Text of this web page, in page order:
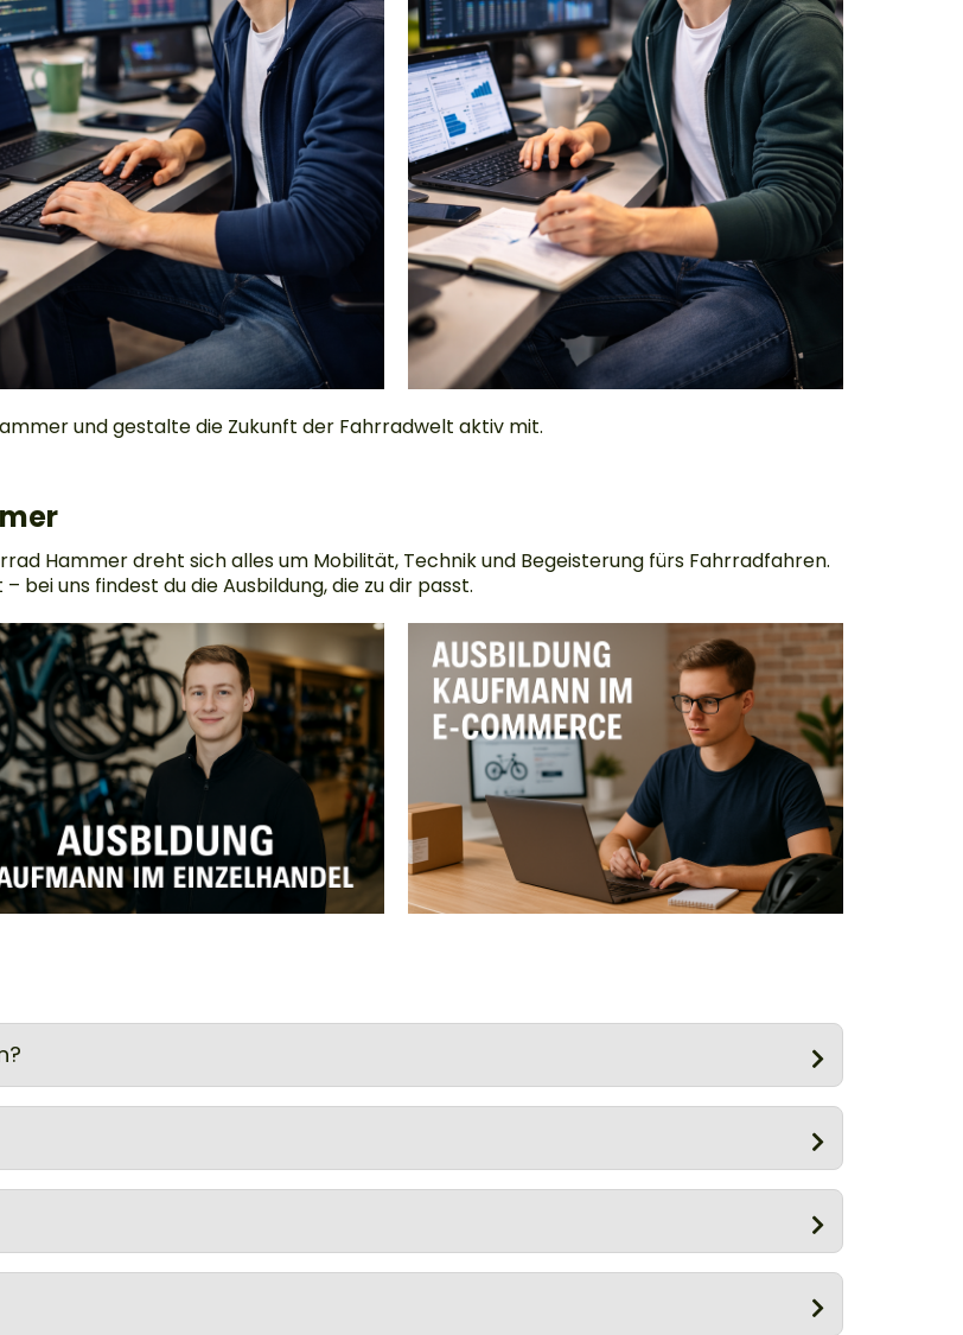
und gestalte die Zukunft der Fahrradwelt aktiv mit.
Hammer dreht sich alles um Mobilität, Technik und Begeisterung fürs Fahrradfahren.
uns findest du die Ausbildung, die zu dir passt.